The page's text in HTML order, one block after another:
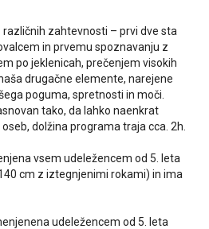
zahtevnosti – prvi dve sta
in prvemu spoznavanju z
po jeklenicah, prečenjem visokih
drugačne elemente, narejene
poguma, spretnosti in moči.
tako, da lahko naenkrat
dolžina programa traja cca. 2h.
vsem udeležencem od 5. leta
cm z iztegnjenimi rokami) in ima
udeležencem od 5. leta